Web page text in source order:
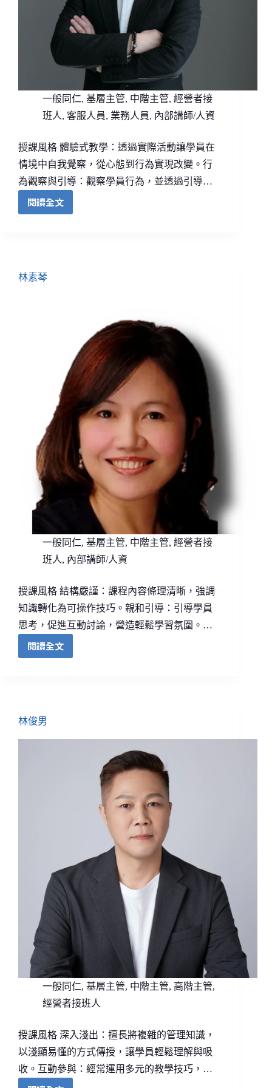
一般同仁, 基層主管, 中階主管, 經營者接
班人, 客服人員, 業務人員, 內部講師/人資
授課風格 體驗式教學：透過實際活動讓學員在
情境中自我覺察，從心態到行為實現改變。行
為觀察與引導：觀察學員行為，並透過引導…
閱讀全文
林素琴
一般同仁, 基層主管, 中階主管, 經營者接
班人, 內部講師/人資
授課風格 結構嚴謹：課程內容條理清晰，強調
知識轉化為可操作技巧。親和引導：引導學員
思考，促進互動討論，營造輕鬆學習氛圍。…
閱讀全文
林俊男
一般同仁, 基層主管, 中階主管, 高階主管,
經營者接班人
授課風格 深入淺出：擅長將複雜的管理知識，
以淺顯易懂的方式傳授，讓學員輕鬆理解與吸
收。互動參與：經常運用多元的教學技巧，…